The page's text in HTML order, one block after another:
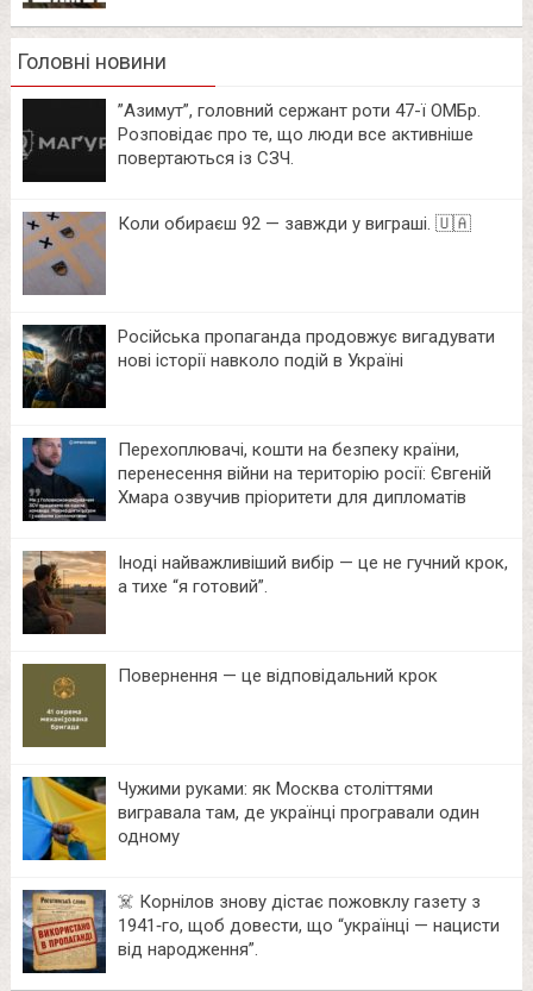
Головні новини
⁨”Азимут”, головний сержант роти 47-ї ОМБр.
Розповідає про те, що люди все активніше
повертаються із СЗЧ.
Коли обираєш 92 — завжди у виграші. 🇺🇦
Російська пропаганда продовжує вигадувати
нові історії навколо подій в Україні
Перехоплювачі, кошти на безпеку країни,
перенесення війни на територію росії: Євгеній
Хмара озвучив пріоритети для дипломатів
Іноді найважливіший вибір — це не гучний крок,
а тихе “я готовий”.
Повернення — це відповідальний крок
Чужими руками: як Москва століттями
вигравала там, де українці програвали один
одному
☠️ Корнілов знову дістає пожовклу газету з
1941‑го, щоб довести, що “українці — нацисти
від народження”.